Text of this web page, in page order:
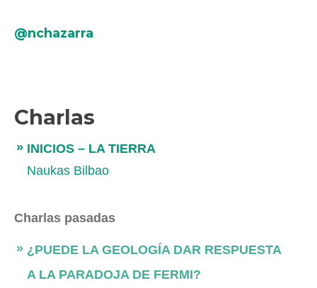
@nchazarra
Charlas
INICIOS – LA TIERRA
Naukas Bilbao
Charlas pasadas
¿PUEDE LA GEOLOGÍA DAR RESPUESTA
A LA PARADOJA DE FERMI?